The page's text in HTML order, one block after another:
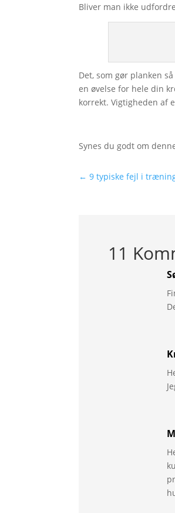
Bliver man ikke
Det, som gør planken
en øvelse for hele din
korrekt. Vigtigheden af
Synes du godt om
←9 typiske fejl i
11